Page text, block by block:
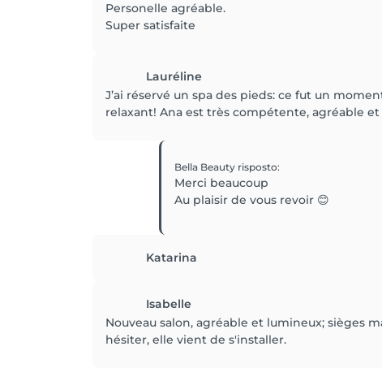
Personelle agréable.
Super satisfaite
Lauréline
J’ai réservé un spa des pieds: ce fut un
relaxant! Ana est très compétente, agréable
Bella Beauty risposto:
Merci beaucoup
Au plaisir de vous revoir 😊
Katarina
Isabelle
Nouveau salon, agréable et lumineux; sièges
hésiter, elle vient de s'installer.